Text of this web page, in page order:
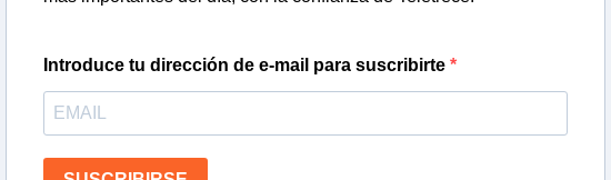
Introduce tu dirección de e-mail para suscribirte